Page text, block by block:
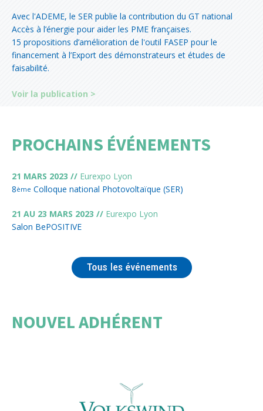
Avec l'ADEME, le SER publie la contribution du GT national
Accès à l’énergie pour aider les PME françaises.
15 propositions d’amélioration de l'outil FASEP pour le
financement à l’Export des démonstrateurs et études de
faisabilité.
Voir la publication >
PROCHAINS ÉVÉNEMENTS
21 MARS 2023 // Eurexpo Lyon
8ème Colloque national Photovoltaïque (SER)
21 AU 23 MARS 2023 // Eurexpo Lyon
Salon BePOSITIVE
NOUVEL ADHÉRENT